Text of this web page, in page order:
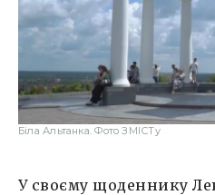
Біла Альтанка. Фото ЗМІСТу
У своєму щоденнику